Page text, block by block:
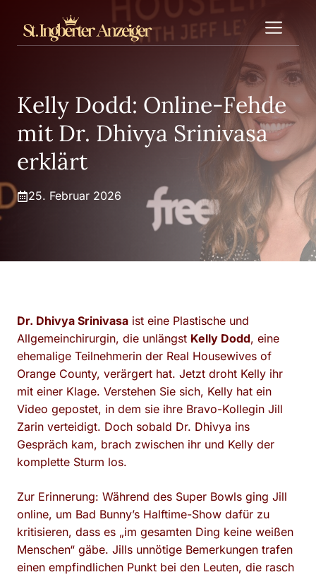
Inhalt
springen
Kelly Dodd: Online-Fehde
mit Dr. Dhivya Srinivasa
erklärt
25. Februar 2026
Dr. Dhivya Srinivasa ist eine Plastische und
Allgemeinchirurgin, die unlängst Kelly Dodd, eine
ehemalige Teilnehmerin der Real Housewives of
Orange County, verärgert hat. Jetzt droht Kelly ihr
mit einer Klage. Verstehen Sie sich, Kelly hat ein
Video gepostet, in dem sie ihre Bravo-Kollegin Jill
Zarin verteidigt. Doch sobald Dr. Dhivya ins
Gespräch kam, brach zwischen ihr und Kelly der
komplette Sturm los.
Zur Erinnerung: Während des Super Bowls ging Jill
online, um Bad Bunny’s Halftime-Show dafür zu
kritisieren, dass es „im gesamten Ding keine weißen
Menschen“ gäbe. Jills unnötige Bemerkungen trafen
einen empfindlichen Punkt bei den Leuten, die rasch